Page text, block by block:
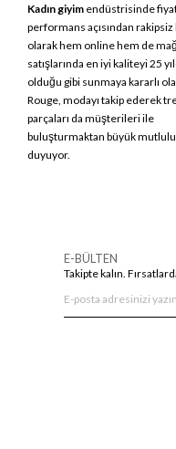
Kadın giyim endüstrisinde
performans açısından
olarak hem online hem de
satışlarında en iyi kaliteyi 25
olduğu gibi sunmaya kararlı
Rouge, modayı takip ederek
parçaları da müşterileri ile
buluşturmaktan büyük
duyuyor.
E-BÜLTEN
Takipte kalın.